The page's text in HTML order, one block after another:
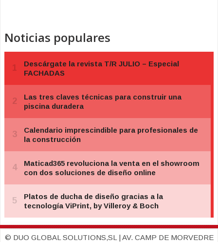
Noticias populares
© DUO GLOBAL SOLUTIONS,SL | AV. CAMP DE MORVEDRE